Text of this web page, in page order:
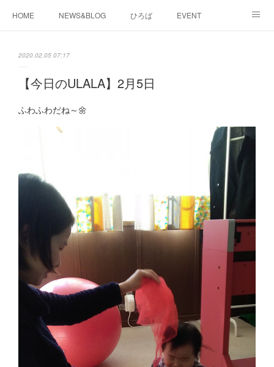
HOME NEWS&BLOG ひろば EVENT
2020.02.05 07:17
【今日のULALA】2月5日
ふわふわだね～🌼